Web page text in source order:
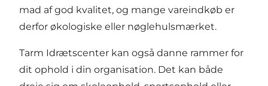
mad af god kvalitet, og mange vareindkøb er
derfor økologiske eller nøglehulsmærket.
Tarm Idrætscenter kan også danne rammer for
dit ophold i din organisation. Det kan både